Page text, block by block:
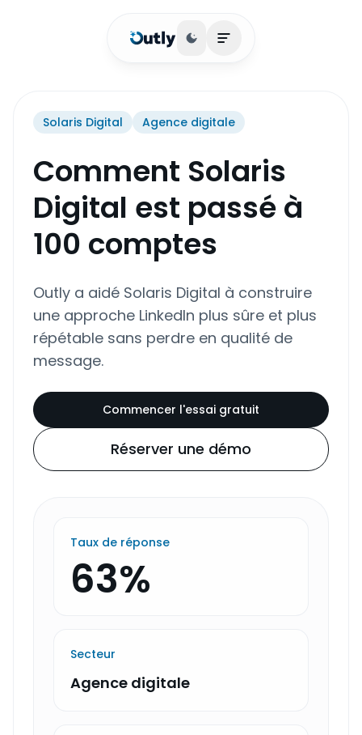
Basculer le thème
Ouvrir le menu
Solaris Digital Agence digitale
Comment Solaris
Digital est passé à
100 comptes
Outly a aidé Solaris Digital à construire
une approche LinkedIn plus sûre et plus
répétable sans perdre en qualité de
message.
Commencer l'essai gratuit
Réserver une démo
Taux de réponse
63%
Secteur
Agence digitale